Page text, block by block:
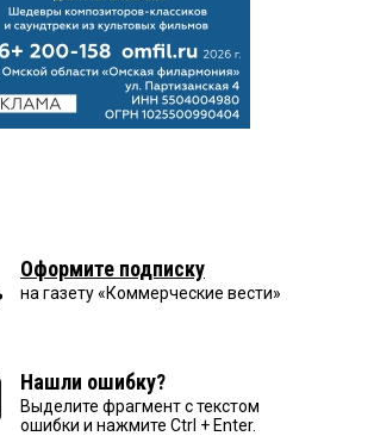
Оформите подписку
на газету «Коммерческие вести»
Нашли ошибку?
Выделите фрагмент с текстом
ошибки и нажмите Ctrl + Enter.